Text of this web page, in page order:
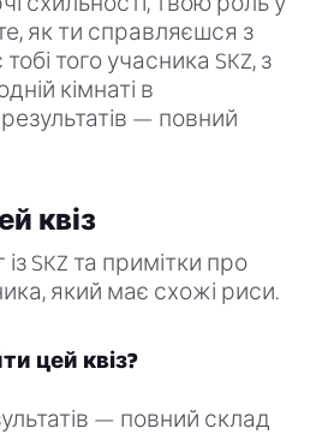
як ти справляєшся з
того учасника SKZ, з
кімнаті в
— повний
квіз
із SKZ та примітки про
який має схожі риси.
цей квіз?
— повний склад